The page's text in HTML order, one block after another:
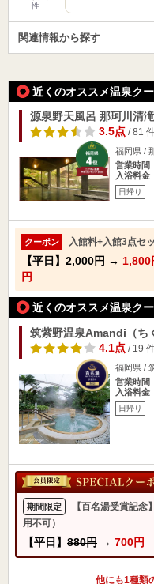
性
関連情報から探す
近くのオススメ温泉ク
源泉野天風呂 那珂川清
3.5点/ 81
福岡県 /
営業時
入浴料
日帰り
クーポン 入館料+入館3点セ
【平日】 2,000円 → 1,800
円
近くのオススメ温泉ク
筑紫野温泉Amandi（ち
4.1点/ 19
福岡県 /
営業時
入浴料
日帰り
期間限定
【百名湯受賞記
用不可）
【平日】 880円 → 700円
他にも1種類